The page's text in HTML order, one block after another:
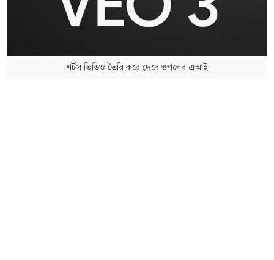
শর্টস ভিডিও তৈরি করে দেবে গুগলের এআই